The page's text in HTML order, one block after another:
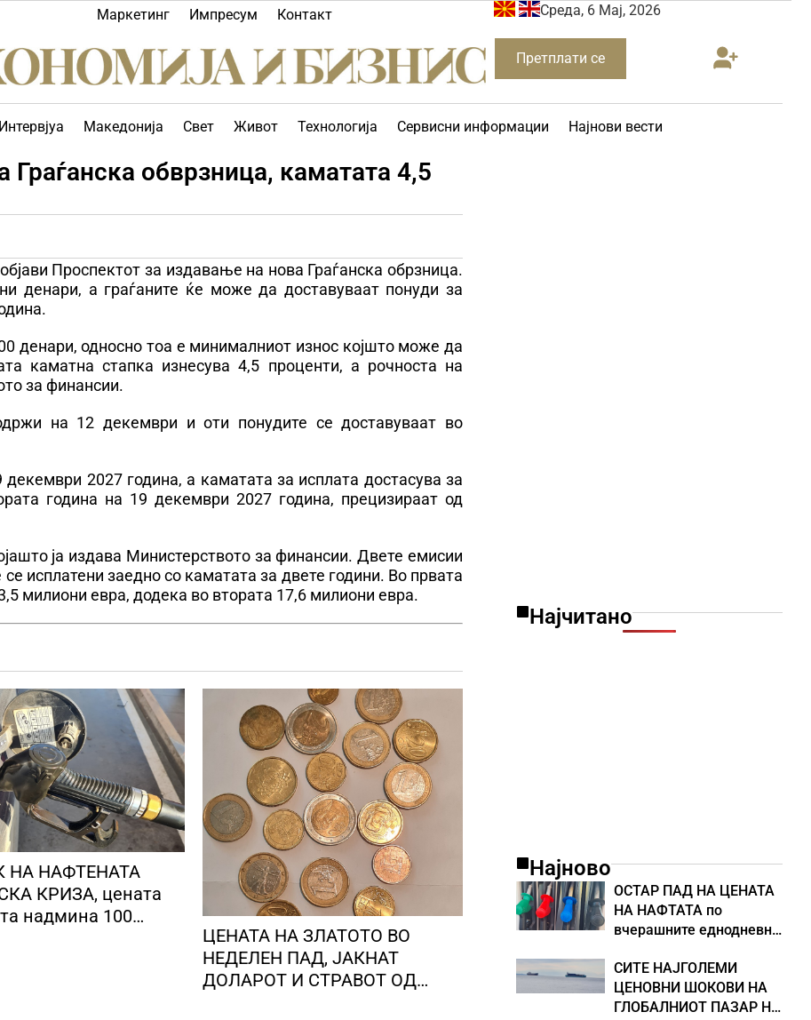
Маркетинг Импресум Контакт Среда, 6 Мај, 2026
Претплати се
Интервјуа Македонија Свет Живот Технологија Сервисни информации Најнови вести
Граѓанска обврзница, каматата 4,5
Проспектот за издавање на нова Граѓанска обрзница.
денари, а граѓаните ќе може да доставуваат понуди за
денари, односно тоа е минималниот износ којшто може да
каматна стапка изнесува 4,5 проценти, а рочноста на
за финансии.
на 12 декември и оти понудите се доставуваат во
2027 година, а каматата за исплата достасува за
година на 19 декември 2027 година, прецизираат од
ја издава Министерството за финансии. Двете емисии
исплатени заедно со каматата за двете години. Во првата
милиони евра, додека во втората 17,6 милиони евра.
НА НАФТЕНАТА
КРИЗА, цената
надмина 100
ЦЕНАТА НА ЗЛАТОТО ВО
НЕДЕЛЕН ПАД, ЈАКНАТ
ДОЛАРОТ И СТРАВОТ ОД
Најчитано
Најново
ОСТАР ПАД НА ЦЕНАТА
НА НАФТАТА по
вчерашните еднодневни
СИТЕ НАЈГОЛЕМИ
ЦЕНОВНИ ШОКОВИ НА
ГЛОБАЛНИОТ ПАЗАР НА